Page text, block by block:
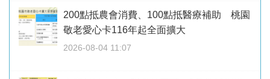
200點抵農會消費、100點抵醫療補助 桃園
敬老愛心卡116年起全面擴大
2026-08-04 11:07